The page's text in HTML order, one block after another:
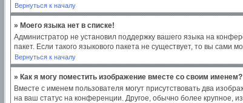
Вернуться к началу
» Моего языка нет в списке!
Администратор не установил поддержку вашего языка на
пакет. Если такого языкового пакета не существует, то вы
Вернуться к началу
» Как я могу поместить изображение вместе со своим именем?
Вместе с именем пользователя могут присутствовать два
на ваш статус на конференции. Другое, обычно более крупное,